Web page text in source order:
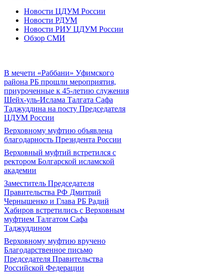
Новости ЦДУМ России
Новости РДУМ
Новости РИУ ЦДУМ России
Обзор СМИ
В мечети «Раббани» Уфимского
района РБ прошли мероприятия,
приуроченные к 45-летию служения
Шейх-уль-Ислама Талгата Сафа
Таджуддина на посту Председателя
ЦДУМ России
Верховному муфтию объявлена
благодарность Президента России
Верховный муфтий встретился с
ректором Болгарской исламской
академии
Заместитель Председателя
Правительства РФ Дмитрий
Чернышенко и Глава РБ Радий
Хабиров встретились с Верховным
муфтием Талгатом Сафа
Таджуддином
Верховному муфтию вручено
Благодарственное письмо
Председателя Правительства
Российской Федерации